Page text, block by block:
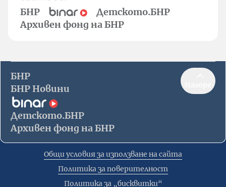
БНР
Детското.БНР
Архивен фонд на БНР
БНР
БНР Новини
Детското.БНР
Архивен фонд на БНР
Общи условия за използване на сайта
Политика за поверителност
Политика за „бисквитки“